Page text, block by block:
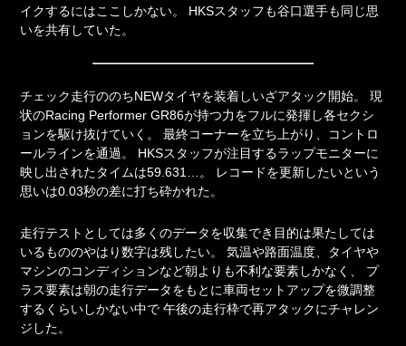
イクするにはここしかない。
HKSスタッフも谷口選手も同じ思
いを共有していた。
チェック走行ののちNEWタイヤを装着しいざアタック開始。
現
状のRacing Performer GR86が持つ力をフルに発揮し各セクシ
ョンを駆け抜けていく。
最終コーナーを立ち上がり、コントロ
ールラインを通過。
HKSスタッフが注目するラップモニターに
映し出されたタイムは59.631…。
レコードを更新したいという
思いは0.03秒の差に打ち砕かれた。
走行テストとしては多くのデータを収集でき目的は果たしては
いるもののやはり数字は残したい。
気温や路面温度、タイヤや
マシンのコンディションなど朝よりも不利な要素しかなく、
プ
ラス要素は朝の走行データをもとに車両セットアップを微調整
するくらいしかない中で 午後の走行枠で再アタックにチャレン
ジした。